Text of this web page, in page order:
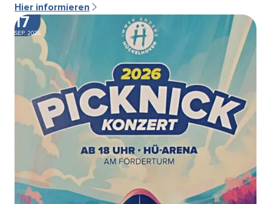
Hier informieren
17
SEP. 2026